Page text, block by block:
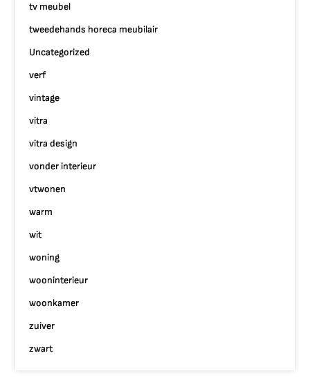
tv meubel
tweedehands horeca meubilair
Uncategorized
verf
vintage
vitra
vitra design
vonder interieur
vtwonen
warm
wit
woning
wooninterieur
woonkamer
zuiver
zwart